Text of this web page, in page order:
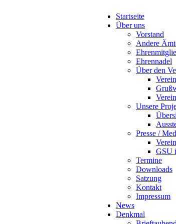
Startseite
Über uns
Vorstand
Andere
Ehrennadel
Über den
Unsere
Presse /
GSU
Termine
Downloads
Satzung
Kontakt
Impressum
News
Denkmal